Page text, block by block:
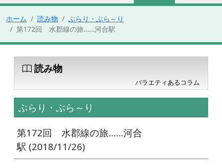
ホーム 読み物
ぶらり・ぶら～り
第172回 水郡線の旅……河合駅
読み物
バラエティあるコラム
ぶらり・ぶら～り
第172回 水郡線の旅……河合
駅 (2018/11/26)